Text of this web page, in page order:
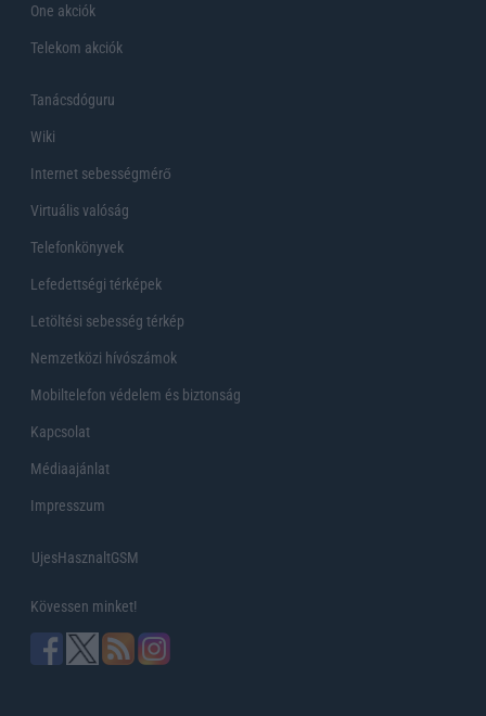
One akciók
Telekom akciók
Tanácsdóguru
Wiki
Internet sebességmérő
Virtuális valóság
Telefonkönyvek
Lefedettségi térképek
Letöltési sebesség térkép
Nemzetközi hívószámok
Mobiltelefon védelem és biztonság
Kapcsolat
Médiaajánlat
Impresszum
UjesHasznaltGSM
Kövessen minket!